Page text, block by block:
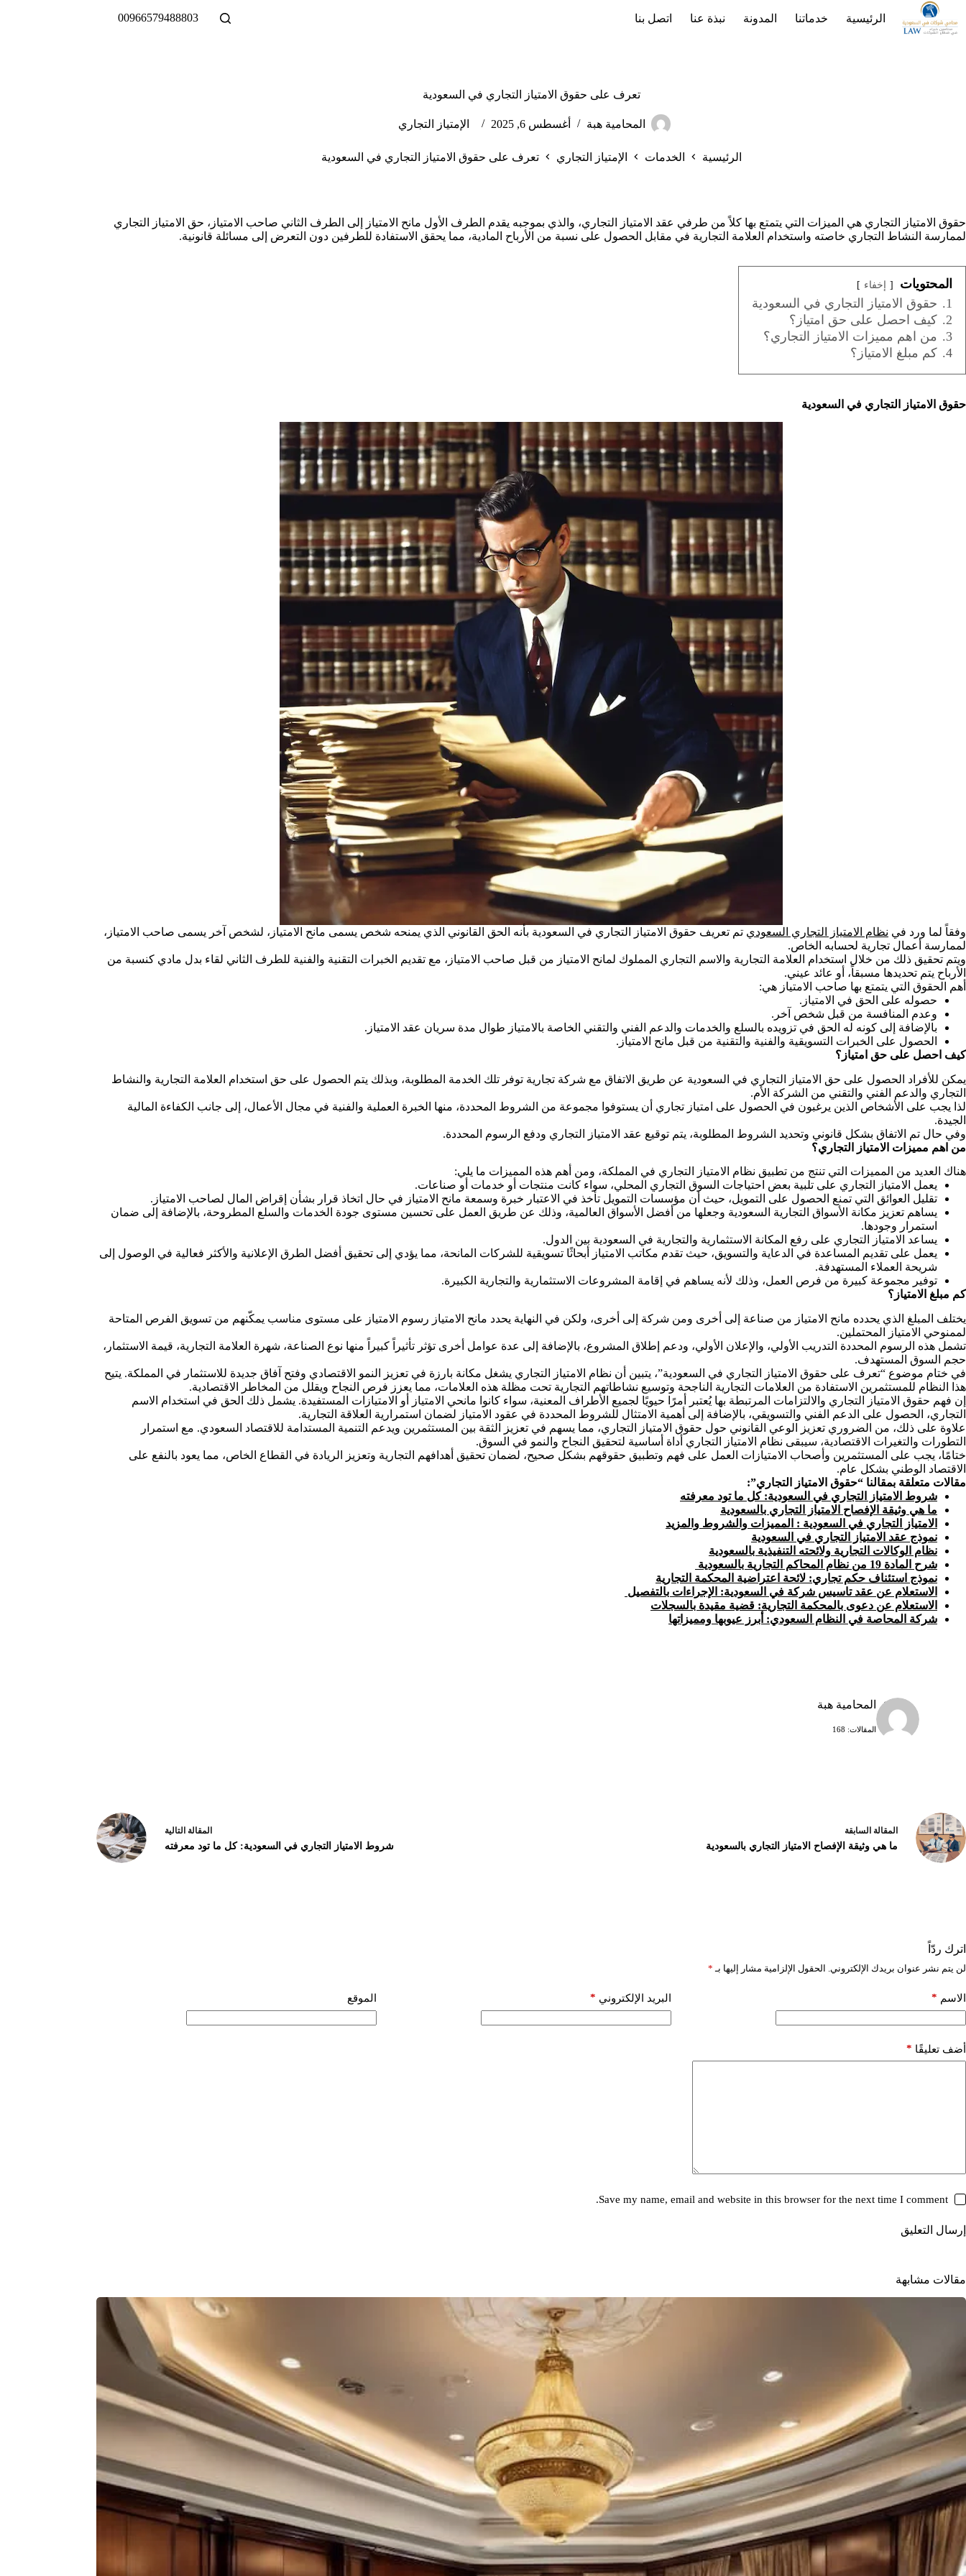
التجاوز
إلى
المحتوى
الرئيسية خدماتنا المدونة نبذة عنا اتصل بنا 00966579488803
تعرف على حقوق الامتياز التجاري في السعودية
المحامية هبة أغسطس 6, 2025 الإمتياز التجاري
الرئيسية الخدمات الإمتياز التجاري تعرف على حقوق الامتياز التجاري في السعودية
حقوق الامتياز التجاري هي الميزات التي يتمتع بها كلاً من طرفي عقد الامتياز التجاري، والذي بموجبه يقدم الطرف الأول مانح الامتياز إلى الطرف الثاني صاحب الامتياز، حق الامتياز التجاري
لممارسة النشاط التجاري خاصته واستخدام العلامة التجارية في مقابل الحصول على نسبة من الأرباح المادية، مما يحقق الاستفادة للطرفين دون التعرض إلى مسائلة قانونية.
المحتويات إخفاء
1.
حقوق الامتياز التجاري في السعودية
2. كيف احصل على حق امتياز؟
3.
من اهم مميزات الامتياز التجاري؟
4. كم مبلغ الامتياز؟
حقوق الامتياز التجاري في السعودية
وفقاً لما ورد في نظام الامتياز التجاري السعودي تم تعريف حقوق الامتياز التجاري في السعودية بأنه الحق القانوني الذي يمنحه شخص يسمى مانح الامتياز، لشخص آخر يسمى صاحب الامتياز،
لممارسة أعمال تجارية لحسابه الخاص.
ويتم تحقيق ذلك من خلال استخدام العلامة التجارية والاسم التجاري المملوك لمانح الامتياز من قبل صاحب الامتياز، مع تقديم الخبرات التقنية والفنية للطرف الثاني لقاء بدل مادي كنسبة من
الأرباح يتم تحديدها مسبقاً، أو عائد عيني.
أهم الحقوق التي يتمتع بها صاحب الامتياز هي:
حصوله على الحق في الامتياز.
وعدم المنافسة من قبل شخص آخر.
بالإضافة إلى كونه له الحق في تزويده بالسلع والخدمات والدعم الفني والتقني الخاصة بالامتياز طوال مدة سريان عقد الامتياز.
الحصول على الخبرات التسويقية والفنية والتقنية من قبل مانح الامتياز.
كيف احصل على حق امتياز؟
يمكن للأفراد الحصول على حق الامتياز التجاري في السعودية عن طريق الاتفاق مع شركة تجارية توفر تلك الخدمة المطلوبة، وبذلك يتم الحصول على حق استخدام العلامة التجارية والنشاط
التجاري والدعم الفني والتقني من الشركة الأم.
لذا يجب على الأشخاص الذين يرغبون في الحصول على امتياز تجاري أن يستوفوا مجموعة من الشروط المحددة، منها الخبرة العملية والفنية في مجال الأعمال، إلى جانب الكفاءة المالية
الجيدة.
وفي حال تم الاتفاق بشكل قانوني وتحديد الشروط المطلوبة، يتم توقيع عقد الامتياز التجاري ودفع الرسوم المحددة.
من اهم مميزات الامتياز التجاري؟
هناك العديد من المميزات التي تنتج من تطبيق نظام الامتياز التجاري في المملكة، ومن أهم هذه المميزات ما يلي:
يعمل الامتياز التجاري على تلبية بعض احتياجات السوق التجاري المحلي، سواء كانت منتجات أو خدمات أو صناعات.
تقليل العوائق التي تمنع الحصول على التمويل، حيث أن مؤسسات التمويل تأخذ في الاعتبار خبرة وسمعة مانح الامتياز في حال اتخاذ قرار بشأن إقراض المال لصاحب الامتياز.
يساهم تعزيز مكانة الأسواق التجارية السعودية وجعلها من أفضل الأسواق العالمية، وذلك عن طريق العمل على تحسين مستوى جودة الخدمات والسلع المطروحة، بالإضافة إلى ضمان
استمرار وجودها.
يساعد الامتياز التجاري على رفع المكانة الاستثمارية والتجارية في السعودية بين الدول.
يعمل على تقديم المساعدة في الدعاية والتسويق، حيث تقدم مكاتب الامتياز أبحاثًا تسويقية للشركات المانحة، مما يؤدي إلى تحقيق أفضل الطرق الإعلانية والأكثر فعالية في الوصول إلى
شريحة العملاء المستهدفة.
توفير مجموعة كبيرة من فرص العمل، وذلك لأنه يساهم في إقامة المشروعات الاستثمارية والتجارية الكبيرة.
كم مبلغ الامتياز؟
يختلف المبلغ الذي يحدده مانح الامتياز من صناعة إلى أخرى ومن شركة إلى أخرى، ولكن في النهاية يحدد مانح الامتياز رسوم الامتياز على مستوى مناسب يمكّنهم من تسويق الفرص المتاحة
لممنوحي الامتياز المحتملين.
تشمل هذه الرسوم المحددة التدريب الأولي، والإعلان الأولي، ودعم إطلاق المشروع، بالإضافة إلى عدة عوامل أخرى تؤثر تأثيراً كبيراً منها نوع الصناعة، شهرة العلامة التجارية، قيمة الاستثمار،
حجم السوق المستهدف.
في ختام موضوع “تعرف على حقوق الامتياز التجاري في السعودية”، يتبين أن نظام الامتياز التجاري يشغل مكانة بارزة في تعزيز النمو الاقتصادي وفتح آفاق جديدة للاستثمار في المملكة. يتيح
هذا النظام للمستثمرين الاستفادة من العلامات التجارية الناجحة وتوسيع نشاطاتهم التجارية تحت مظلة هذه العلامات، مما يعزز فرص النجاح ويقلل من المخاطر الاقتصادية.
إن فهم حقوق الامتياز التجاري والالتزامات المرتبطة بها يُعتبر أمرًا حيويًا لجميع الأطراف المعنية، سواء كانوا مانحي الامتياز أو الامتيازات المستفيدة. يشمل ذلك الحق في استخدام الاسم
التجاري، الحصول على الدعم الفني والتسويقي، بالإضافة إلى أهمية الامتثال للشروط المحددة في عقود الامتياز لضمان استمرارية العلاقة التجارية.
علاوة على ذلك، من الضروري تعزيز الوعي القانوني حول حقوق الامتياز التجاري، مما يسهم في تعزيز الثقة بين المستثمرين ويدعم التنمية المستدامة للاقتصاد السعودي. مع استمرار
التطورات والتغيرات الاقتصادية، سيبقى نظام الامتياز التجاري أداة أساسية لتحقيق النجاح والنمو في السوق.
ختامًا، يجب على المستثمرين وأصحاب الامتيازات العمل على فهم وتطبيق حقوقهم بشكل صحيح، لضمان تحقيق أهدافهم التجارية وتعزيز الريادة في القطاع الخاص، مما يعود بالنفع على
الاقتصاد الوطني بشكل عام.
مقالات متعلقة بمقالنا “حقوق الامتياز التجاري”:
شروط الامتياز التجاري في السعودية: كل ما تود معرفته
ما هي وثيقة الإفصاح الامتياز التجاري بالسعودية
الامتياز التجاري في السعودية : المميزات والشروط والمزيد
نموذج عقد الامتياز التجاري في السعودية
نظام الوكالات التجارية ولائحته التنفيذية بالسعودية
شرح المادة 19 من نظام المحاكم التجارية بالسعودية
نموذج استئناف حكم تجاري: لائحة اعتراضية المحكمة التجارية
الاستعلام عن عقد تاسيس شركة في السعودية: الإجراءات بالتفصيل
الاستعلام عن دعوى بالمحكمة التجارية: قضية مقيدة بالسجلات
شركة المحاصة في النظام السعودي: أبرز عيوبها ومميزاتها
المحامية هبة
المقالات: 168
المقالة السابقة
ما هي وثيقة الإفصاح الامتياز التجاري بالسعودية
المقالة التالية
شروط الامتياز التجاري في السعودية: كل ما تود معرفته
اترك ردّاً
لن يتم نشر عنوان بريدك الإلكتروني. الحقول الإلزامية مشار إليها بـ *
الاسم * البريد الإلكتروني * الموقع
أضف تعليقًا *
Save my name, email and website in this browser for the next time I comment.
إرسال التعليق
مقالات مشابهة